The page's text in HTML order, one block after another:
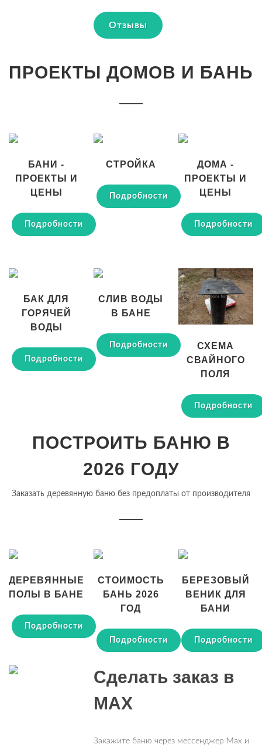
Отзывы
ПРОЕКТЫ ДОМОВ И БАНЬ
БАНИ -
ПРОЕКТЫ И
ЦЕНЫ
Подробности
СТРОЙКА
Подробности
ДОМА -
ПРОЕКТЫ И
ЦЕНЫ
Подробности
БАК ДЛЯ
ГОРЯЧЕЙ
ВОДЫ
Подробности
СЛИВ ВОДЫ
В БАНЕ
Подробности
СХЕМА
СВАЙНОГО
ПОЛЯ
Подробности
ПОСТРОИТЬ БАНЮ В
2026 ГОДУ
Заказать деревянную баню без предоплаты от производителя
ДЕРЕВЯННЫЕ
ПОЛЫ В БАНЕ
Подробности
СТОИМОСТЬ
БАНЬ 2026
ГОД
Подробности
БЕРЕЗОВЫЙ
ВЕНИК ДЛЯ
БАНИ
Подробности
Сделать заказ в
MAX
Закажите баню через мессенджер Max и